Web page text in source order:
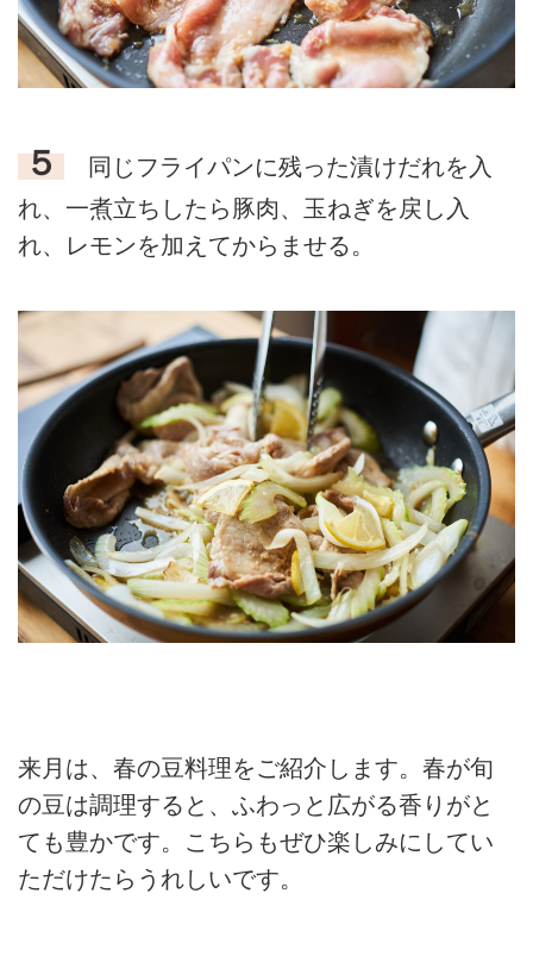
５
同じフライパンに残った漬けだれを入
れ、一煮立ちしたら豚肉、玉ねぎを戻し入
れ、レモンを加えてからませる。
来月は、春の豆料理をご紹介します。春が旬
の豆は調理すると、ふわっと広がる香りがと
ても豊かです。こちらもぜひ楽しみにしてい
ただけたらうれしいです。